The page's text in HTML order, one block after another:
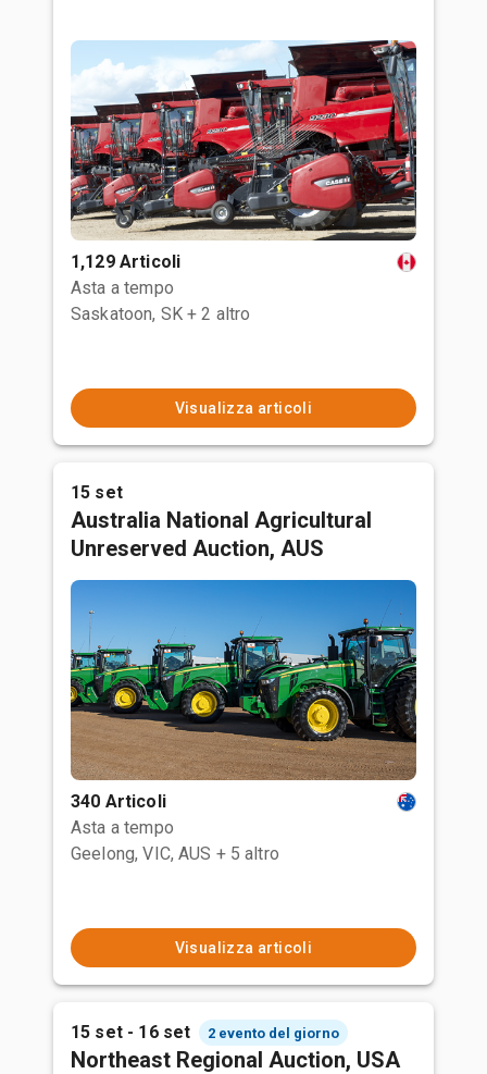
1,129 Articoli
Asta a tempo
Saskatoon, SK + 2 altro
Visualizza articoli
15 set
Australia National Agricultural
Unreserved Auction, AUS
340 Articoli
Asta a tempo
Geelong, VIC, AUS + 5 altro
Visualizza articoli
15 set - 16 set 2 evento del giorno
Northeast Regional Auction, USA